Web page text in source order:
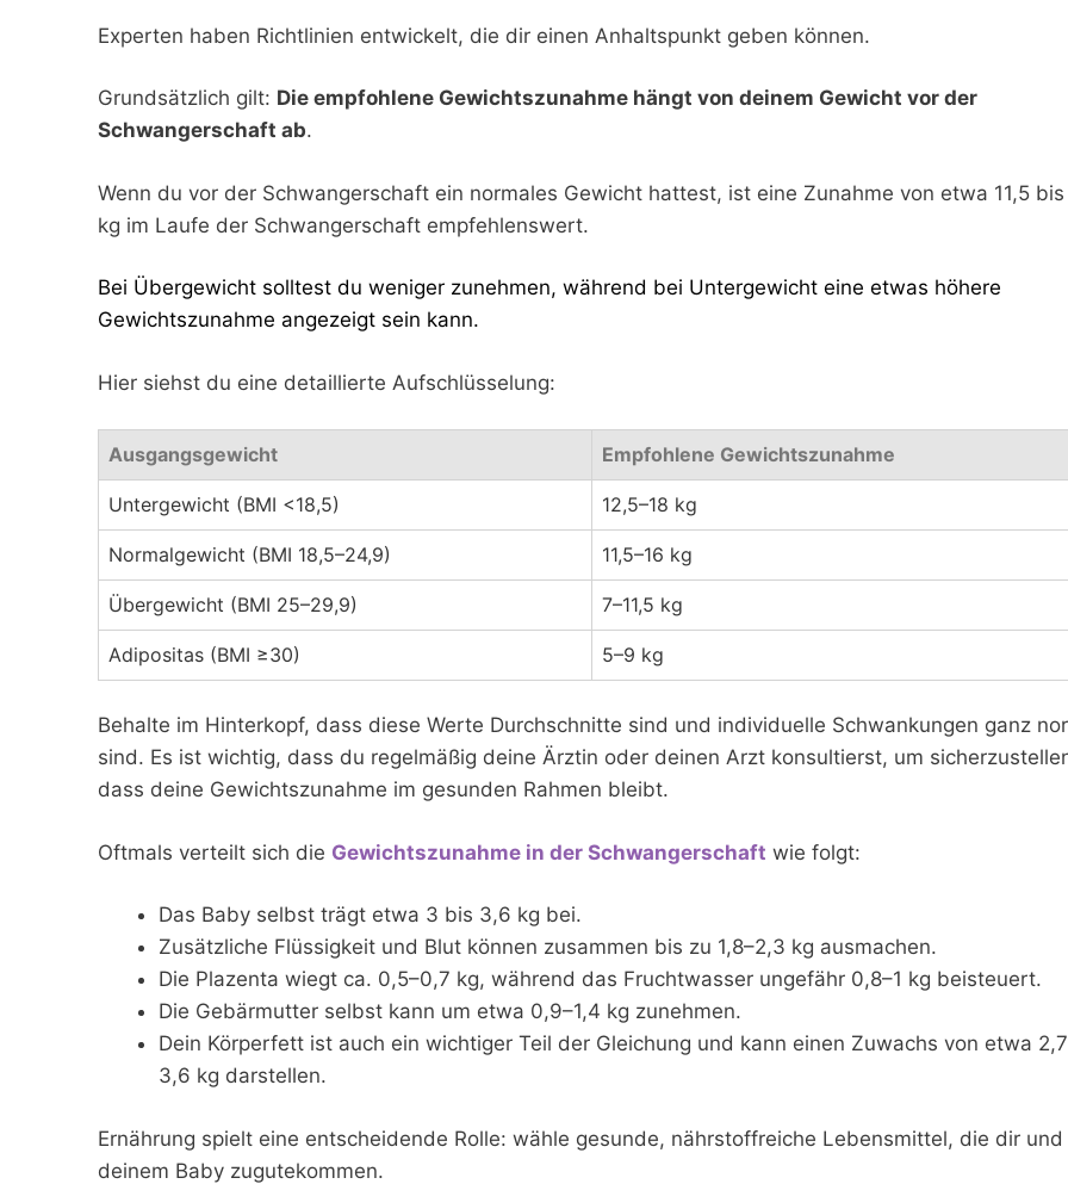
Experten haben Richtlinien entwickelt, die dir einen Anhaltspunkt geben können.
Grundsätzlich gilt: Die empfohlene Gewichtszunahme hängt von deinem Gewicht vor der
Schwangerschaft ab.
Wenn du vor der Schwangerschaft ein normales Gewicht hattest, ist eine Zunahme von etwa 11,5 bis
kg im Laufe der Schwangerschaft empfehlenswert.
Bei Übergewicht solltest du weniger zunehmen, während bei Untergewicht eine etwas höhere
Gewichtszunahme angezeigt sein kann.
Hier siehst du eine detaillierte Aufschlüsselung:
Ausgangsgewicht Empfohlene Gewichtszunahme
Untergewicht (BMI <18,5) 12,5–18 kg
Normalgewicht (BMI 18,5–24,9) 11,5–16 kg
Übergewicht (BMI 25–29,9) 7–11,5 kg
Adipositas (BMI ≥30) 5–9 kg
Behalte im Hinterkopf, dass diese Werte Durchschnitte sind und individuelle Schwankungen ganz
sind. Es ist wichtig, dass du regelmäßig deine Ärztin oder deinen Arzt konsultierst, um
dass deine Gewichtszunahme im gesunden Rahmen bleibt.
Oftmals verteilt sich die Gewichtszunahme in der Schwangerschaft wie folgt:
Das Baby selbst trägt etwa 3 bis 3,6 kg bei.
Zusätzliche Flüssigkeit und Blut können zusammen bis zu 1,8–2,3 kg ausmachen.
Die Plazenta wiegt ca. 0,5–0,7 kg, während das Fruchtwasser ungefähr 0,8–1 kg beisteuert.
Die Gebärmutter selbst kann um etwa 0,9–1,4 kg zunehmen.
Dein Körperfett ist auch ein wichtiger Teil der Gleichung und kann einen Zuwachs von etwa
3,6 kg darstellen.
Ernährung spielt eine entscheidende Rolle: wähle gesunde, nährstoffreiche Lebensmittel, die dir und
deinem Baby zugutekommen.